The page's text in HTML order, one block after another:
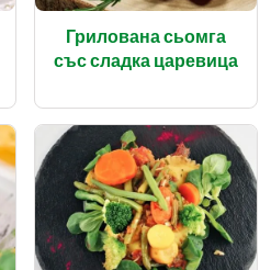
Грилована сьомга
със сладка царевица